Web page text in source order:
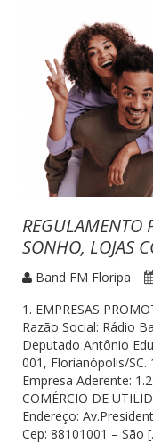
REGULAMENTO
SONHO, LOJAS
Band FM Floripa
1. EMPRESAS
Razão Social: Rádio
Deputado Antônio
001, Florianópolis/SC.
Empresa Aderente:
COMÉRCIO DE
Endereço:
Cep: 88101001 – São